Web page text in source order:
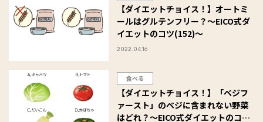
【ダイエットチョイス！】オートミ
ールはグルテンフリー？～EICO式ダ
イエットのコツ(152)～
2022.04.16
食べる
【ダイエットチョイス！】「ベジフ
ァースト」のベジに含まれない野菜
はどれ？～EICO式ダイエットのコツ